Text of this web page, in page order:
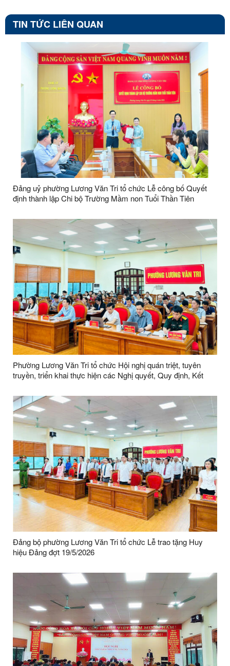
TIN TỨC LIÊN QUAN
Đảng uỷ phường Lương Văn Tri tổ chức Lễ công bố Quyết
định thành lập Chi bộ Trường Mầm non Tuổi Thần Tiên
Phường Lương Văn Tri tổ chức Hội nghị quán triệt, tuyên
truyền, triển khai thực hiện các Nghị quyết, Quy định, Kết
Đảng khoá XIV
Đảng bộ phường Lương Văn Tri tổ chức Lễ trao tặng Huy
hiệu Đảng đợt 19/5/2026